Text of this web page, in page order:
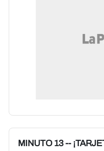
MINUTO 13 --